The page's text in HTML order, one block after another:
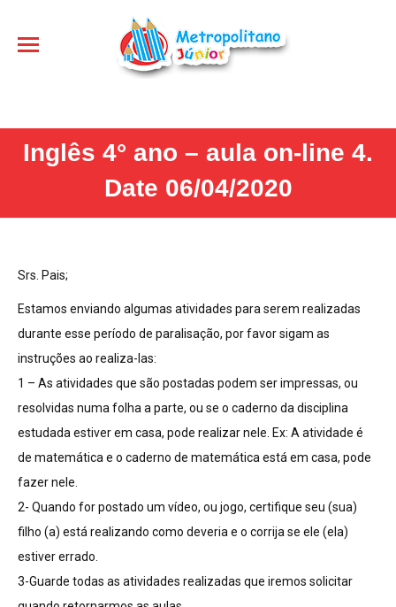
Inglês 4° ano – aula on-line 4.
Date 06/04/2020
Srs. Pais;
Estamos enviando algumas atividades para serem realizadas
durante esse período de paralisação, por favor sigam as
instruções ao realiza-las:
1 – As atividades que são postadas podem ser impressas, ou
resolvidas numa folha a parte, ou se o caderno da disciplina
estudada estiver em casa, pode realizar nele. Ex: A atividade é
de matemática e o caderno de matemática está em casa, pode
fazer nele.
2- Quando for postado um vídeo, ou jogo, certifique seu (sua)
filho (a) está realizando como deveria e o corrija se ele (ela)
estiver errado.
3-Guarde todas as atividades realizadas que iremos solicitar